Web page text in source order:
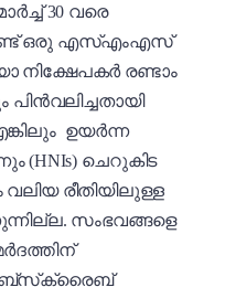
30 വരെ
ഒരു എസ്എംഎസ്
നിക്ഷേപകർ രണ്ടാം
ഉയർന്ന
(HNIs) ചെറുകിട
വലിയ രീതിയിലുള്ള
സംഭവങ്ങളെ